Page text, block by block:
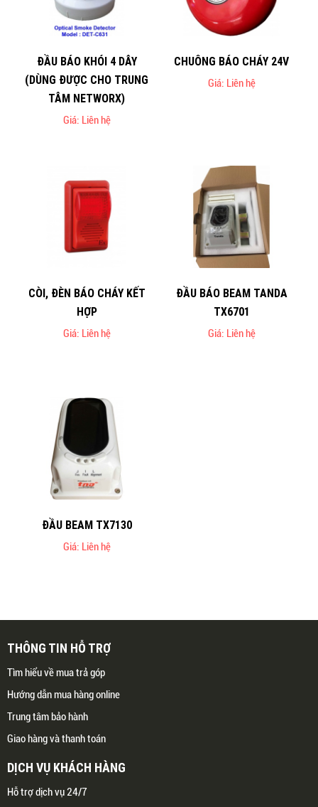
ĐẦU BÁO KHÓI 4 DÂY
(DÙNG ĐƯỢC CHO TRUNG
TÂM NETWORX)
Giá: Liên hệ
CHUÔNG BÁO CHÁY 24V
Giá: Liên hệ
CÒI, ĐÈN BÁO CHÁY KẾT
HỢP
Giá: Liên hệ
ĐẦU BÁO BEAM TANDA
TX6701
Giá: Liên hệ
ĐẦU BEAM TX7130
Giá: Liên hệ
THÔNG TIN HỖ TRỢ
Tìm hiểu về mua trả góp
Hướng dẫn mua hàng online
Trung tâm bảo hành
Giao hàng và thanh toán
DỊCH VỤ KHÁCH HÀNG
Hỗ trợ dịch vụ 24/7